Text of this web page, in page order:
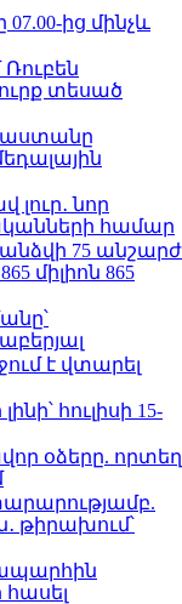
07.00-ից մինչև
տեսած
նոր
համար
75 անշարժ
միլիոն 865
է վտարել
հուլիսի 15-
օձերը. որտեղ
թիրախում՝
հասել